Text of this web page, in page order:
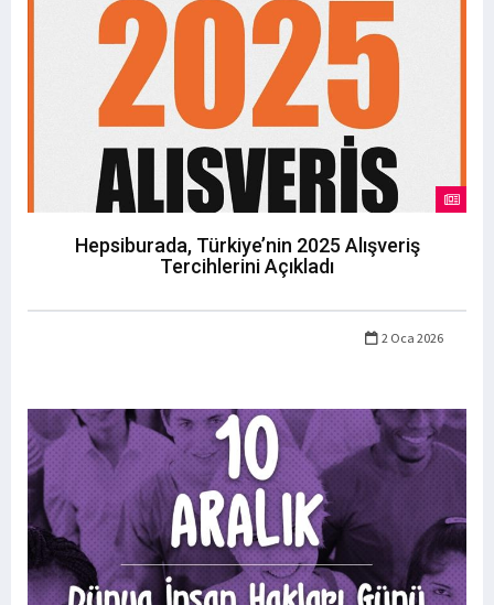
Hepsiburada, Türkiye’nin 2025 Alışveriş
Tercihlerini Açıkladı
2 Oca 2026